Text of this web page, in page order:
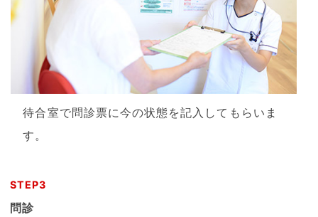
待合室で問診票に今の状態を記入してもらいま
す。
STEP3
問診